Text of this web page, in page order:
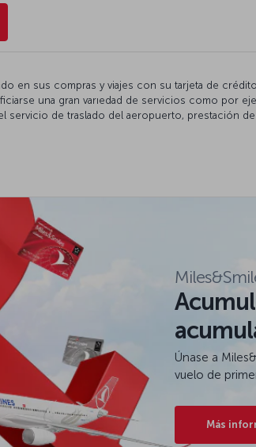
en sus compras y viajes con su tarjeta de
una gran varıedad de servicios como por
servicio de traslado del aeropuerto, prestación
Únase a
vuelo de
Más